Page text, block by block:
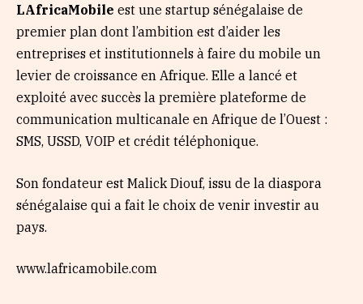
LAfricaMobile est une startup sénégalaise de
premier plan dont l’ambition est d’aider les
entreprises et institutionnels à faire du mobile un
levier de croissance en Afrique. Elle a lancé et
exploité avec succès la première plateforme de
communication multicanale en Afrique de l’Ouest :
SMS, USSD, VOIP et crédit téléphonique.
Son fondateur est Malick Diouf, issu de la diaspora
sénégalaise qui a fait le choix de venir investir au
pays.
www.lafricamobile.com